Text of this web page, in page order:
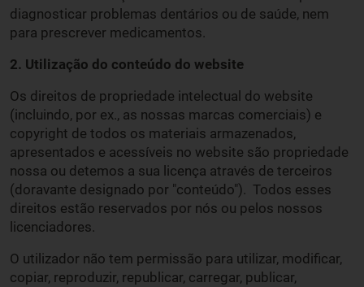
diagnosticar problemas dentários ou de saúde, nem
para prescrever medicamentos.
2. Utilização do conteúdo do website
Os direitos de propriedade intelectual do website
(incluindo, por ex., as nossas marcas comerciais) e
copyright de todos os materiais armazenados,
apresentados e acessíveis no website são propriedade
nossa ou detemos a sua licença através de terceiros
(doravante designado por "conteúdo"). Todos esses
direitos estão reservados por nós ou pelos nossos
licenciadores.
O utilizador não tem permissão para utilizar, modificar,
copiar, reproduzir, republicar, carregar, publicar,